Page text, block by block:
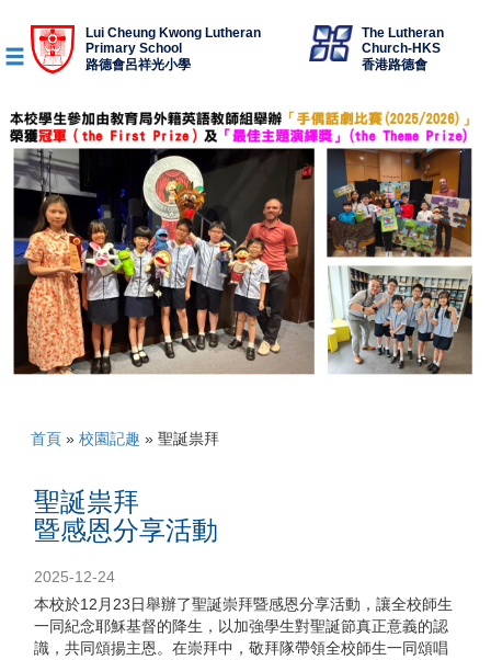
Lui Cheung Kwong Lutheran
Primary School
路德會呂祥光小學
The Lutheran
Church-HKS
香港路德會
首頁» 校園記趣 » 聖誕祟拜
聖誕祟拜
暨感恩分享活動
2025-12-24
本校於12月23日舉辦了聖誕崇拜暨感恩分享活動，讓全校師生
一同紀念耶穌基督的降生，以加強學生對聖誕節真正意義的認
識，共同頌揚主恩。在崇拜中，敬拜隊帶領全校師生一同頌唱